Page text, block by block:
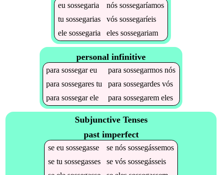
eu sossegaria nós sossegaríamos
tu sossegarias vós sossegaríeis
ele sossegaria eles sossegariam
personal infinitive
parasossegareu parasossegarmos nós
parasossegares tu parasossegardes vós
parasossegarele parasossegarem eles
Subjunctive Tenses
past imperfect
se eu sossegasse se nós sossegássemos
se tu sossegasses se vós sossegásseis